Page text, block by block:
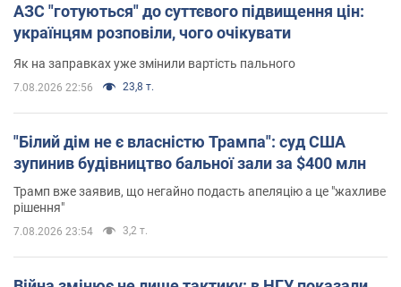
АЗС "готуються" до суттєвого підвищення цін:
українцям розповіли, чого очікувати
Як на заправках уже змінили вартість пального
7.08.2026 22:56 23,8 т.
"Білий дім не є власністю Трампа": суд США
зупинив будівництво бальної зали за $400 млн
Трамп вже заявив, що негайно подасть апеляцію а це "жахливе
рішення"
7.08.2026 23:54 3,2 т.